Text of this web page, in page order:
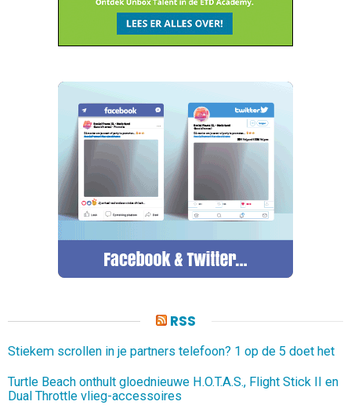
RSS
Stiekem scrollen in je partners telefoon? 1 op de 5 doet het
Turtle Beach onthult gloednieuwe H.O.T.A.S., Flight Stick II en
Dual Throttle vlieg-accessoires